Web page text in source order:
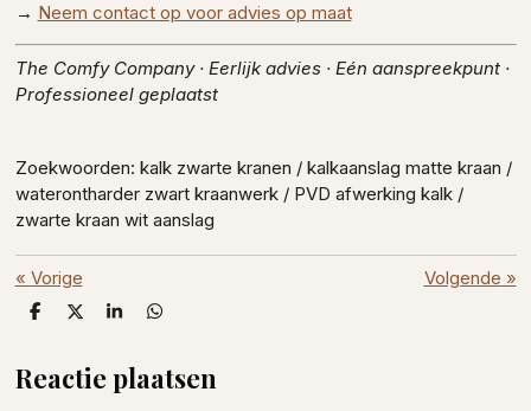
→ Neem contact op voor advies op maat
The Comfy Company · Eerlijk advies · Eén aanspreekpunt ·
Professioneel geplaatst
Zoekwoorden: kalk zwarte kranen / kalkaanslag matte kraan /
waterontharder zwart kraanwerk / PVD afwerking kalk /
zwarte kraan wit aanslag
« Vorige Volgende »
D
e
n
D
l
S
r
e
D
e
n
Reactie plaatsen